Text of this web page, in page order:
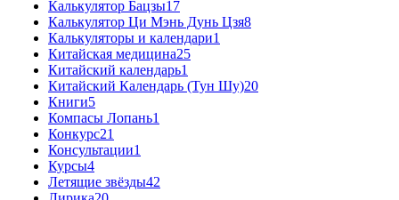
Калькулятор Бацзы17
Калькулятор Ци Мэнь Дунь Цзя8
Калькуляторы и календари1
Китайская медицина25
Китайский календарь1
Китайский Календарь (Тун Шу)20
Книги5
Компасы Лопань1
Конкурс21
Консультации1
Курсы4
Летящие звёзды42